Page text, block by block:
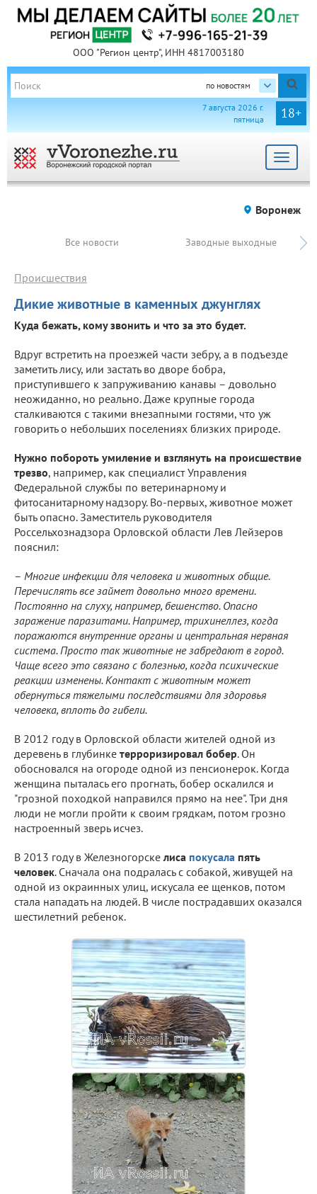
ООО "Регион центр", ИНН 4817003180
по новостям
18+
7 августа 2026 г.
пятница
Toggle
Воронеж
Все новости Заводные выходные
Дикие животные в каменных джунглях
Происшествия
Куда бежать, кому звонить и что за это будет.
Вдруг встретить на проезжей части зебру, а в подъезде
заметить лису, или застать во дворе бобра,
приступившего к запруживанию канавы – довольно
неожиданно, но реально. Даже крупные города
сталкиваются с такими внезапными гостями, что уж
говорить о небольших поселениях близких природе.
Нужно побороть умиление и взглянуть на происшествие
трезво, например, как специалист Управления
Федеральной службы по ветеринарному и
фитосанитарному надзору. Во-первых, животное может
быть опасно. Заместитель руководителя
Россельхознадзора Орловской области Лев Лейзеров
пояснил:
– Многие инфекции для человека и животных общие.
Перечислять все займет довольно много времени.
Постоянно на слуху, например, бешенство. Опасно
заражение паразитами. Например, трихинеллез, когда
поражаются внутренние органы и центральная нервная
система. Просто так животные не забредают в город.
Чаще всего это связано с болезнью, когда психические
реакции изменены. Контакт с животным может
обернуться тяжелыми последствиями для здоровья
человека, вплоть до гибели.
В 2012 году в Орловской области жителей одной из
деревень в глубинке терроризировал бобер. Он
обосновался на огороде одной из пенсионерок. Когда
женщина пыталась его прогнать, бобер оскалился и
"грозной походкой направился прямо на нее". Три дня
люди не могли пройти к своим грядкам, потом грозно
настроенный зверь исчез.
В 2013 году в Железногорске лиса покусала пять
человек. Сначала она подралась с собакой, живущей на
одной из окраинных улиц, искусала ее щенков, потом
стала нападать на людей. В числе пострадавших оказался
шестилетний ребенок.